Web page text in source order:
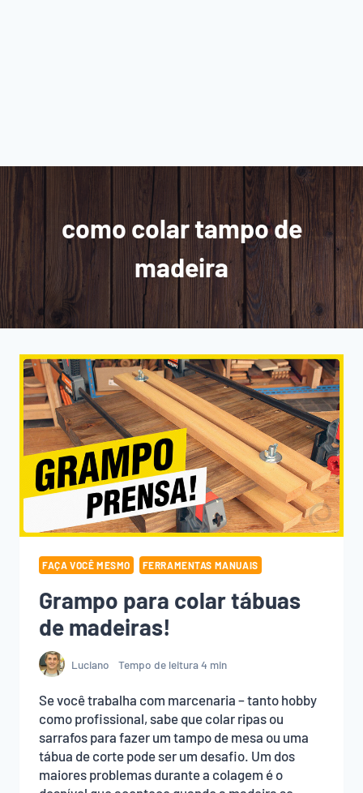
como colar tampo de
madeira
FAÇA VOCÊ MESMO FERRAMENTAS MANUAIS
Grampo para colar tábuas
de madeiras!
Luciano Tempo de leitura4 min
Se você trabalha com marcenaria – tanto hobby
como profissional, sabe que colar ripas ou
sarrafos para fazer um tampo de mesa ou uma
tábua de corte pode ser um desafio. Um dos
maiores problemas durante a colagem é o